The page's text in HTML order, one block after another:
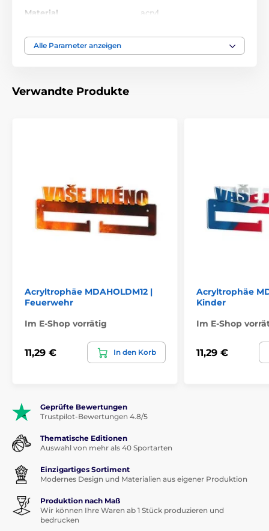
Material acryl
Bedruckung des
Emblems
Alle Parameter anzeigen
Verwandte Produkte
Acryltrophäe MDAHOLDM12 |
Feuerwehr
Im E-Shop vorrätig
11,29 € In den Korb
Acryltrophäe
Kinder
Im E-Shop
11,29 €
Geprüfte Bewertungen
Trustpilot-Bewertungen 4.8/5
Thematische Editionen
Auswahl von mehr als 40 Sportarten
Einzigartiges Sortiment
Modernes Design und Materialien aus eigener Produktion
Produktion nach Maß
Wir können Ihre Waren ab 1 Stück produzieren und
bedrucken